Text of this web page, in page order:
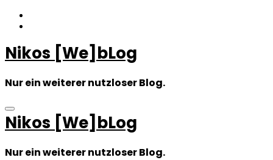
Zum
Inhalt
Nikos [We]bLog
Nur ein weiterer nutzloser Blog.
Nikos [We]bLog
Nur ein weiterer nutzloser Blog.